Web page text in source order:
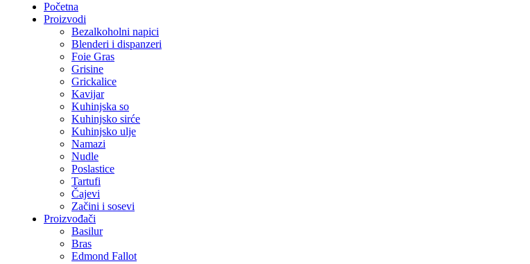
Početna
Proizvodi
Bezalkoholni napici
Blenderi i dispanzeri
Foie Gras
Grisine
Grickalice
Kavijar
Kuhinjska so
Kuhinjsko sirće
Kuhinjsko ulje
Namazi
Nudle
Poslastice
Tartufi
Čajevi
Začini i sosevi
Proizvođači
Basilur
Bras
Edmond Fallot